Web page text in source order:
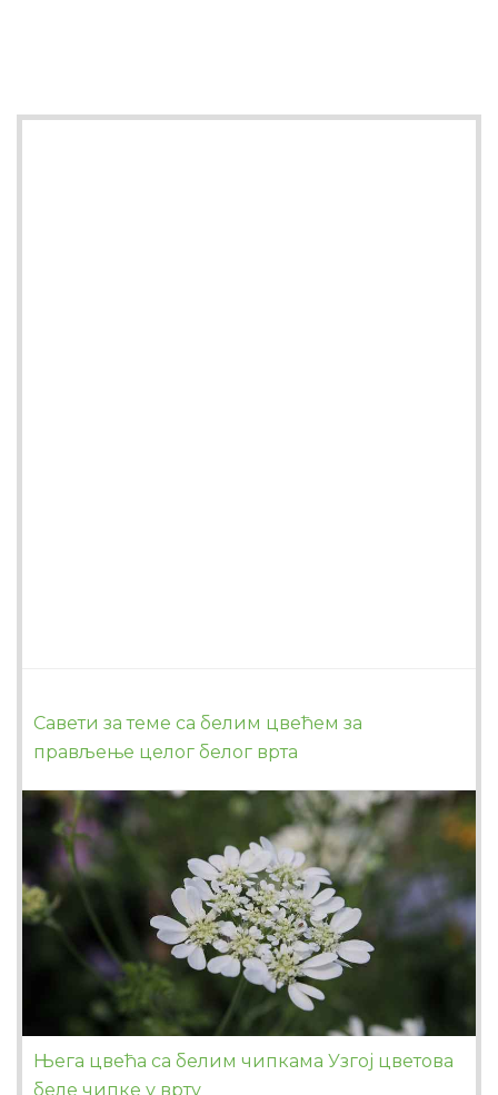
Савети за теме са белим цвећем за
прављење целог белог врта
Њега цвећа са белим чипкама Узгој цветова
беле чипке у врту